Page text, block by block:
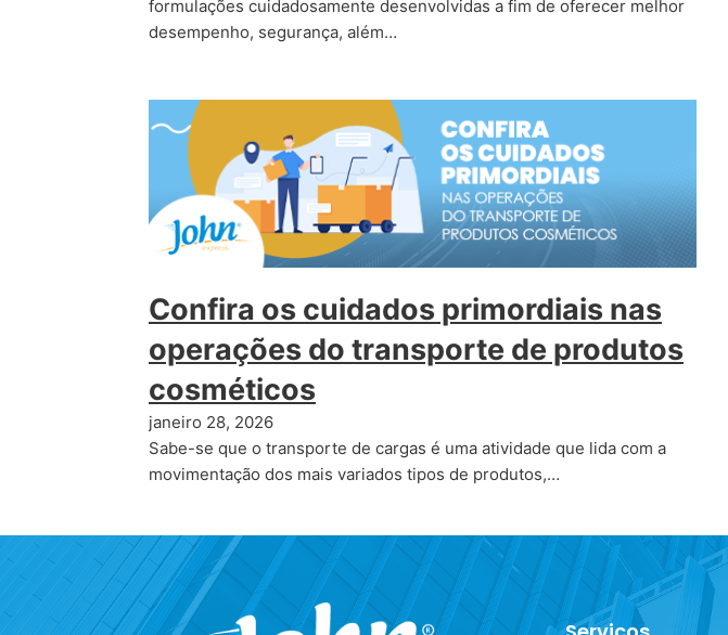
formulações cuidadosamente desenvolvidas a fim de oferecer melhor
desempenho, segurança, além…
Confira os cuidados primordiais nas
operações do transporte de produtos
cosméticos
janeiro 28, 2026
Sabe-se que o transporte de cargas é uma atividade que lida com a
movimentação dos mais variados tipos de produtos,…